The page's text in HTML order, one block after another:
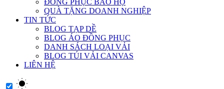
ĐỒNG PHỤC BẢO HỘ
QUÀ TẶNG DOANH NGHIỆP
TIN TỨC
BLOG TẠP DỀ
BLOG ÁO ĐỒNG PHỤC
DANH SÁCH LOẠI VẢI
BLOG TÚI VẢI CANVAS
LIÊN HỆ